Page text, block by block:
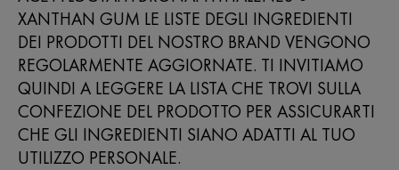
XANTHAN GUM LE LISTE DEGLI INGREDIENTI
DEI PRODOTTI DEL NOSTRO BRAND VENGONO
REGOLARMENTE AGGIORNATE. TI INVITIAMO
QUINDI A LEGGERE LA LISTA CHE TROVI SULLA
CONFEZIONE DEL PRODOTTO PER ASSICURARTI
CHE GLI INGREDIENTI SIANO ADATTI AL TUO
UTILIZZO PERSONALE.